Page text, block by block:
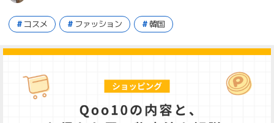
コスメ ファッション 韓国